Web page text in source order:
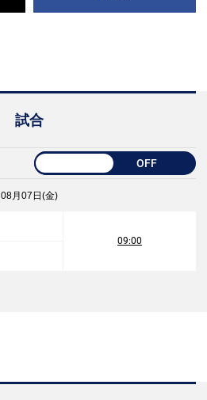
試合
OFF
08月07日(金)
09:00